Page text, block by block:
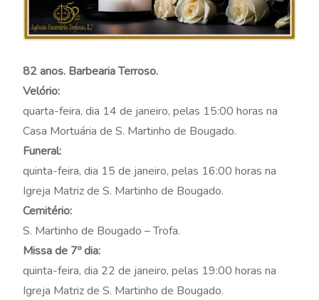
82 anos. Barbearia Terroso.
Velório:
quarta-feira, dia 14 de janeiro, pelas 15:00 horas na
Casa Mortuária de S. Martinho de Bougado.
Funeral:
quinta-feira, dia 15 de janeiro, pelas 16:00 horas na
Igreja Matriz de S. Martinho de Bougado.
Cemitério:
S. Martinho de Bougado – Trofa.
Missa de 7º dia:
quinta-feira, dia 22 de janeiro, pelas 19:00 horas na
Igreja Matriz de S. Martinho de Bougado.